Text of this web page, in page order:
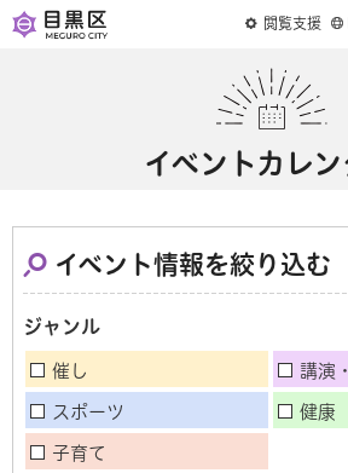
閲覧支援
イベントカレン
イベント情報を絞り込む
ジャンル
催し 講演
スポーツ 健康
子育て